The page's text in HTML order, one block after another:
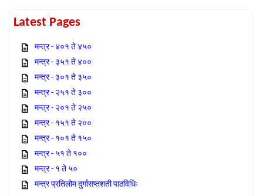
Latest Pages
मन्त्र - ४०१ ते ४५०
मन्त्र - ३५१ ते ४००
मन्त्र - ३०१ ते ३५०
मन्त्र - २५१ ते ३००
मन्त्र - २०१ ते २५०
मन्त्र - १५१ ते २००
मन्त्र - १०१ ते १५०
मन्त्र - ५१ ते १००
मन्त्र - १ ते ५०
मन्त्र प्रतिलोम दुर्गासप्तशती पाठविधिः